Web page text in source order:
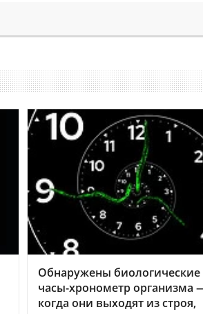
Обнаружены биологические
часы-хронометр организма
когда они выходят из строя,